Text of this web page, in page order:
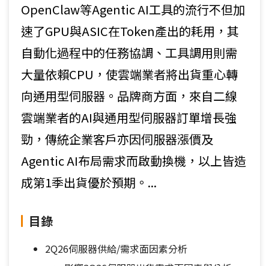
OpenClaw等Agentic AI工具的流行不但加
速了GPU與ASIC在Token產出的耗用，其
自動化過程中的任務協調、工具調用則需
大量依賴CPU，使雲端業者將出貨重心轉
向通用型伺服器。品牌商方面，來自二線
雲端業者的AI與通用型伺服器訂單增長強
勁，傳統企業客戶亦因伺服器漲價及
Agentic AI布局需求而啟動換機，以上皆造
成第1季出貨優於預期。...
目錄
2Q26伺服器供給/需求面因素分析